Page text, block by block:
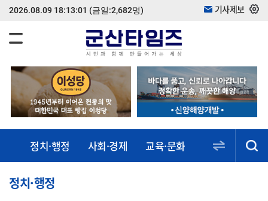
2026.08.09 18:13:01 (금일:2,682명) 기사제보
정치·행정 사회·경제 교육·문화 스포츠·건강
정치·행정